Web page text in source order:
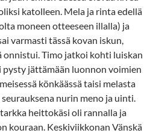
katolleen. Mela ja rinta edellä
moneen otteeseen illalla) ja
varmasti tässä kovan iskun,
onnistui. Timo jatkoi kohti luiskan
pysty jättämään luonnon voimien
könkäässä taisi melasta
nurin meno ja uinti.
heittokäsi oli rannalla ja
kouraan. Keskiviikkonan Vänskä